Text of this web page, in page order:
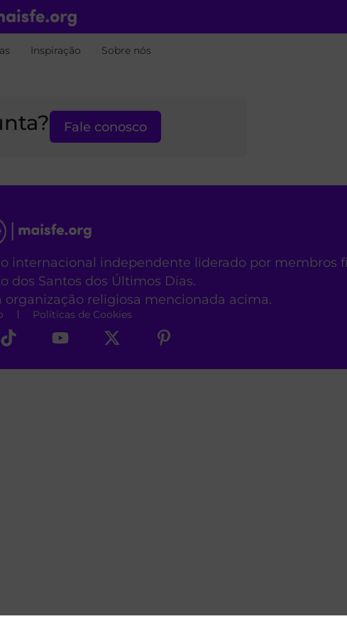
Inspiração Sobre nós
Fale conosco
internacional independente liderado por membros
dos Santos dos Últimos Dias.
religiosa mencionada acima.
Políticas de Cookies